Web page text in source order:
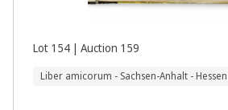
Lot 154 | Auction 159
Liber amicorum - Sachsen-Anhalt - Hessen